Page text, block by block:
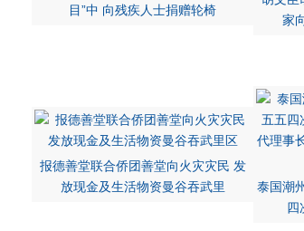
目”中 向残疾人士捐赠轮椅
家
报德善堂联合侨团善堂向火灾灾民 发
放现金及生活物资曼谷吞武里
泰国潮
四